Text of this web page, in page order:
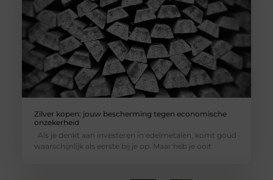
Zilver kopen: jouw bescherming tegen economische
onzekerheid
Als je denkt aan investeren in edelmetalen, komt goud
waarschijnlijk als eerste bij je op. Maar heb je ooit